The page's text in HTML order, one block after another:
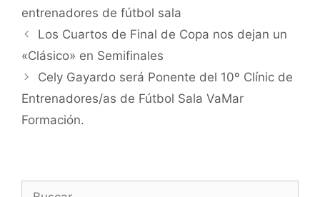
entrenadores de fútbol sala
Navegación
de
Los Cuartos de Final de Copa nos dejan un
«Clásico» en Semifinales
Cely Gayardo será Ponente del 10º Clínic de
Entrenadores/as de Fútbol Sala VaMar
Formación.
Buscar: